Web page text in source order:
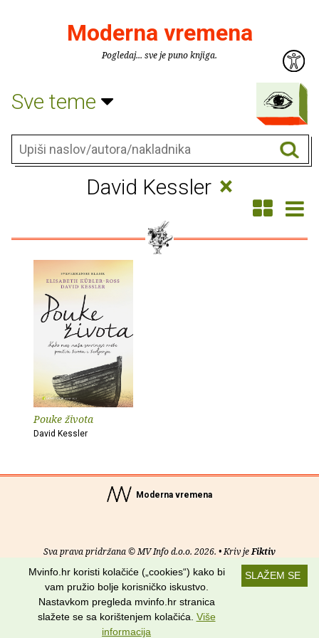
Moderna vremena
Pogledaj... sve je puno knjiga.
Sve teme
David Kessler ×
Pouke života
David Kessler
Moderna vremena
Sva prava pridržana © MV Info d.o.o. 2026. • Kriv jeFiktiv
Uvjeti korištenja RSS kanali
Potraži nas na:
SLAŽEM SE
Mvinfo.hr koristi kolačiće („cookies“) kako bi
vam pružio bolje korisničko iskustvo.
Nastavkom pregleda mvinfo.hr stranica
slažete se sa korištenjem kolačića. Više
informacija